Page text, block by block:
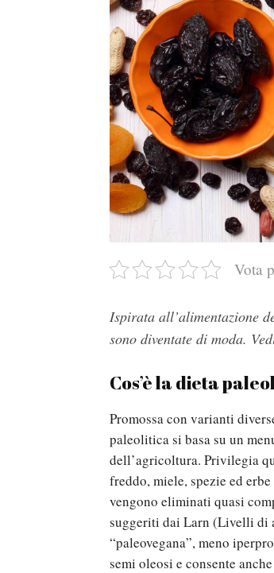
Vota
Ispirata all’alimentazione
sono diventate di moda.
Cos’è la dieta
Promossa con varianti
paleolitica si basa su un
dell’agricoltura. Privilegia
freddo, miele, spezie ed
vengono eliminati quasi
suggeriti dai Larn (Livelli di
“paleovegana”, meno
semi oleosi e consente